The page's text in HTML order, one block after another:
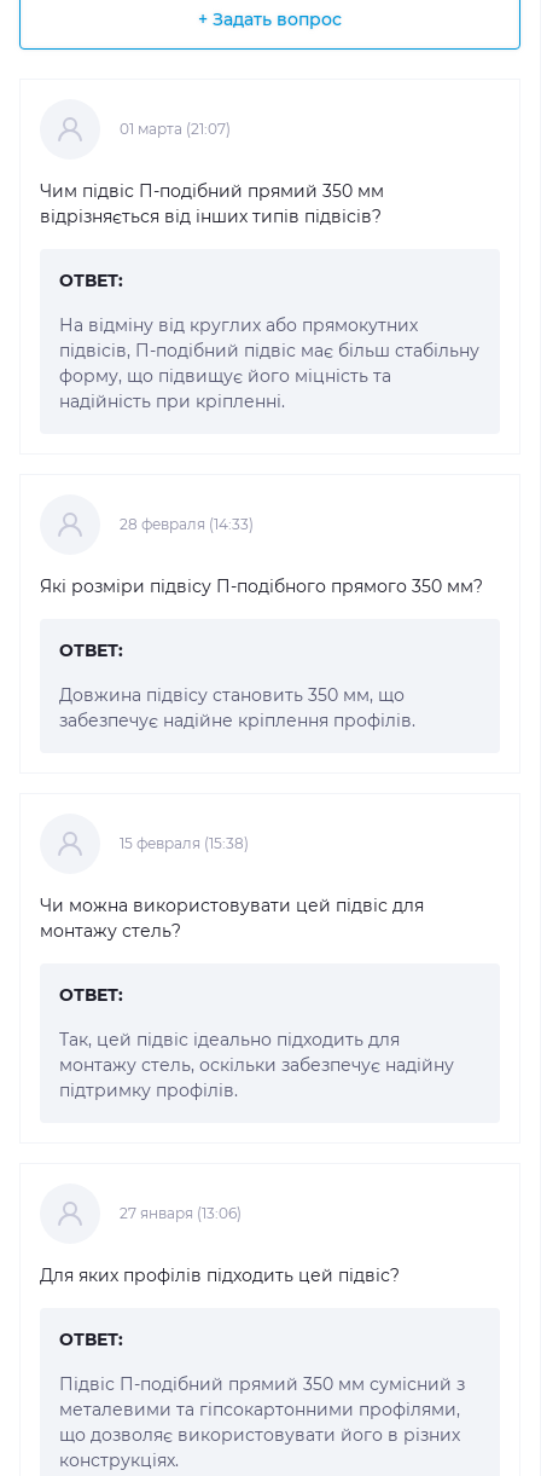
+ Задать вопрос
01 марта (21:07)
Чим підвіс П-подібний прямий 350 мм
відрізняється від інших типів підвісів?
ОТВЕТ:
На відміну від круглих або прямокутних
підвісів, П-подібний підвіс має більш стабільну
форму, що підвищує його міцність та
надійність при кріпленні.
28 февраля (14:33)
Які розміри підвісу П-подібного прямого 350 мм?
ОТВЕТ:
Довжина підвісу становить 350 мм, що
забезпечує надійне кріплення профілів.
15 февраля (15:38)
Чи можна використовувати цей підвіс для
монтажу стель?
ОТВЕТ:
Так, цей підвіс ідеально підходить для
монтажу стель, оскільки забезпечує надійну
підтримку профілів.
27 января (13:06)
Для яких профілів підходить цей підвіс?
ОТВЕТ:
Підвіс П-подібний прямий 350 мм сумісний з
металевими та гіпсокартонними профілями,
що дозволяє використовувати його в різних
конструкціях.